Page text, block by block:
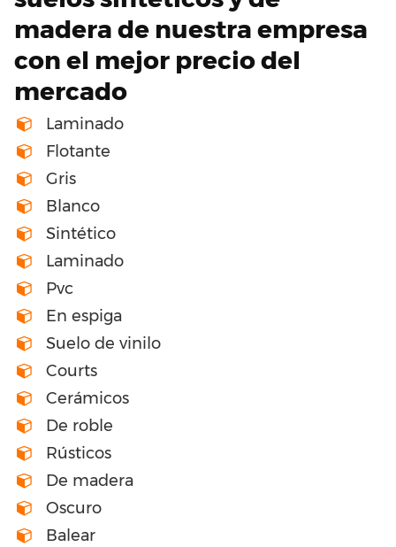
madera de nuestra empresa
con el mejor precio del
mercado
Laminado
Flotante
Gris
Blanco
Sintético
Laminado
Pvc
En espiga
Suelo de vinilo
Courts
Cerámicos
De roble
Rústicos
De madera
Oscuro
Balear